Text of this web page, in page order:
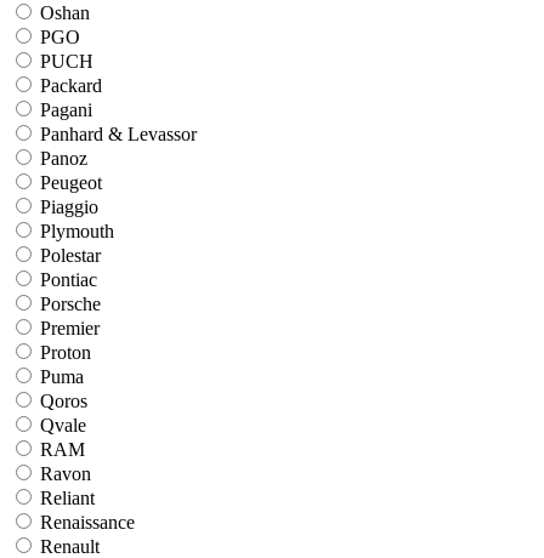
Oshan
PGO
PUCH
Packard
Pagani
Panhard & Levassor
Panoz
Peugeot
Piaggio
Plymouth
Polestar
Pontiac
Porsche
Premier
Proton
Puma
Qoros
Qvale
RAM
Ravon
Reliant
Renaissance
Renault